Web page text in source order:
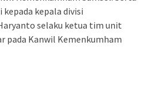
kepala divisi
selaku ketua tim unit
pada Kanwil Kemenkumham